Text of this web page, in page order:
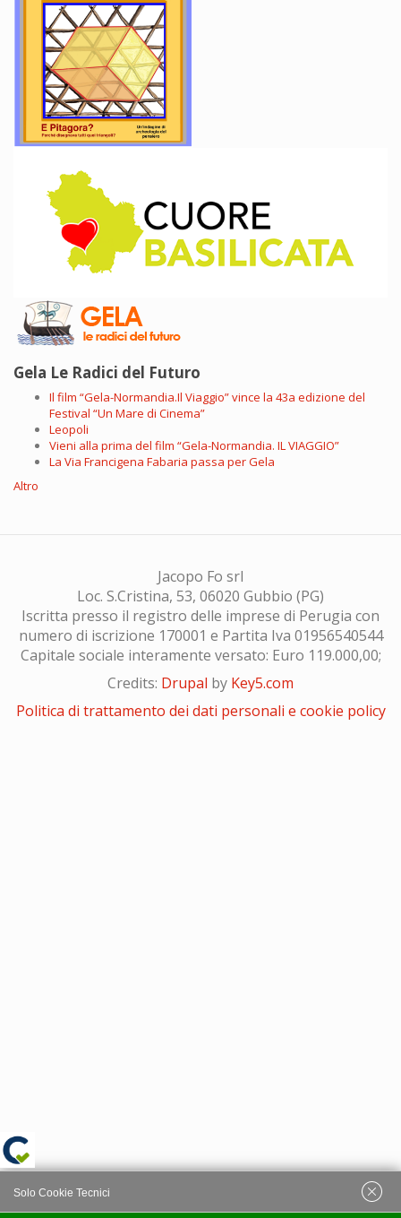
Gela Le Radici del Futuro
Il film “Gela-Normandia.Il Viaggio” vince la 43a edizione del
Festival “Un Mare di Cinema”
Leopoli
Vieni alla prima del film “Gela-Normandia. IL VIAGGIO”
La Via Francigena Fabaria passa per Gela
Altro
Jacopo Fo srl
Loc. S.Cristina, 53, 06020 Gubbio (PG)
Iscritta presso il registro delle imprese di Perugia con
numero di iscrizione 170001 e Partita Iva 01956540544
Capitale sociale interamente versato: Euro 119.000,00;
Credits: Drupal by Key5.com
Politica di trattamento dei dati personali e cookie policy
Solo Cookie Tecnici